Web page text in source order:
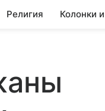
Религия Колонки